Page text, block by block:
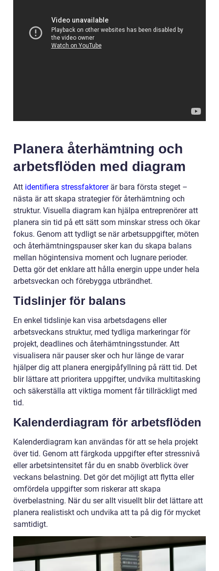
Planera återhämtning och
arbetsflöden med diagram
Att identifiera stressfaktorerär bara första steget –
nästa är att skapa strategier för återhämtning och
struktur. Visuella diagram kan hjälpa entreprenörer att
planera sin tid på ett sätt som minskar stress och ökar
fokus. Genom att tydligt se när arbetsuppgifter, möten
och återhämtningspauser sker kan du skapa balans
mellan högintensiva moment och lugnare perioder.
Detta gör det enklare att hålla energin uppe under hela
arbetsveckan och förebygga utbrändhet.
Tidslinjer för balans
En enkel tidslinje kan visa arbetsdagens eller
arbetsveckans struktur, med tydliga markeringar för
projekt, deadlines och återhämtningsstunder. Att
visualisera när pauser sker och hur länge de varar
hjälper dig att planera energipåfyllning på rätt tid. Det
blir lättare att prioritera uppgifter, undvika multitasking
och säkerställa att viktiga moment får tillräckligt med
tid.
Kalenderdiagram för arbetsflöden
Kalenderdiagram kan användas för att se hela projekt
över tid. Genom att färgkoda uppgifter efter stressnivå
eller arbetsintensitet får du en snabb överblick över
veckans belastning. Det gör det möjligt att flytta eller
omfördela uppgifter som riskerar att skapa
överbelastning. När du ser allt visuellt blir det lättare att
planera realistiskt och undvika att ta på dig för mycket
samtidigt.